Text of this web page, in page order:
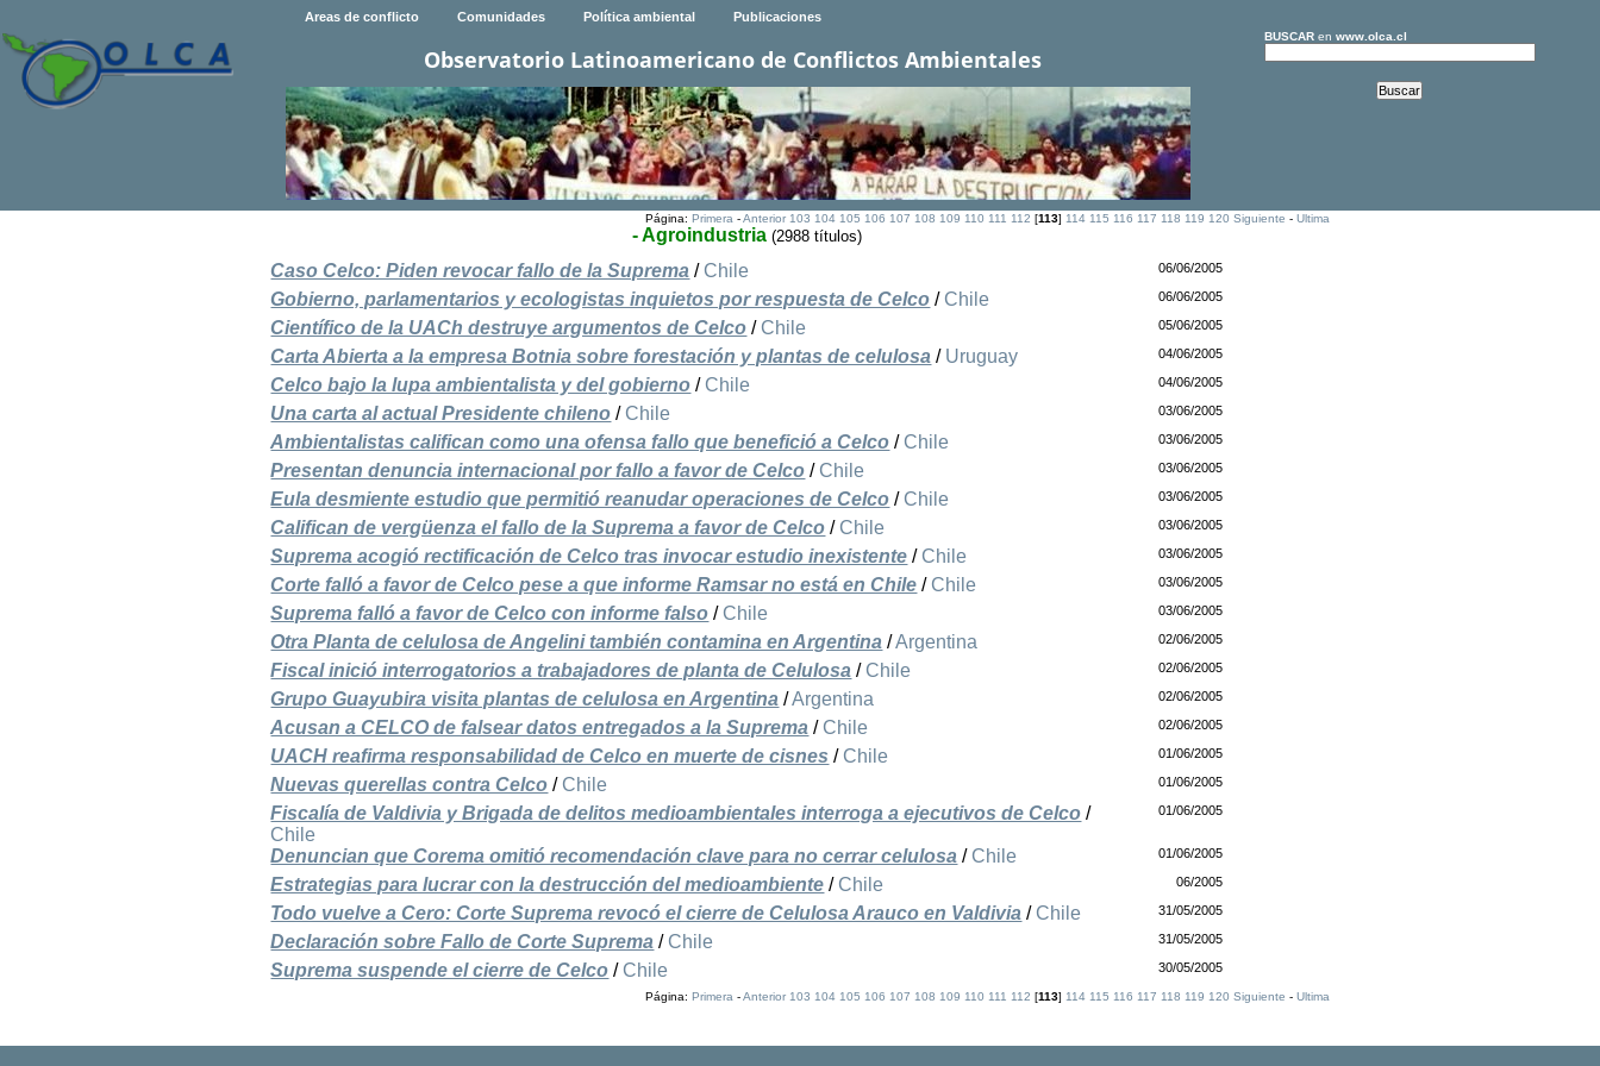
Areas de conflicto Comunidades Política ambiental Publicaciones
Observatorio Latinoamericano de Conflictos Ambientales
BUSCARen www.olca.cl
Página: Primera-Anterior 103 104 105 106 107 108 109 110 111 112 [113] 114 115 116 117 118 119 120 Siguiente - Ultima
- Agroindustria (2988 títulos)
Caso Celco: Piden revocar fallo de la Suprema / Chile 06/06/2005
Gobierno, parlamentarios y ecologistas inquietos por respuesta de Celco / Chile 06/06/2005
Científico de la UACh destruye argumentos de Celco / Chile 05/06/2005
Carta Abierta a la empresa Botnia sobre forestación y plantas de celulosa / Uruguay 04/06/2005
Celco bajo la lupa ambientalista y del gobierno / Chile 04/06/2005
Una carta al actual Presidente chileno / Chile 03/06/2005
Ambientalistas califican como una ofensa fallo que benefició a Celco / Chile 03/06/2005
Presentan denuncia internacional por fallo a favor de Celco / Chile 03/06/2005
Eula desmiente estudio que permitió reanudar operaciones de Celco / Chile 03/06/2005
Califican de vergüenza el fallo de la Suprema a favor de Celco / Chile 03/06/2005
Suprema acogió rectificación de Celco tras invocar estudio inexistente / Chile 03/06/2005
Corte falló a favor de Celco pese a que informe Ramsar no está en Chile / Chile 03/06/2005
Suprema falló a favor de Celco con informe falso / Chile 03/06/2005
Otra Planta de celulosa de Angelini también contamina en Argentina /Argentina 02/06/2005
Fiscal inició interrogatorios a trabajadores de planta de Celulosa / Chile 02/06/2005
Grupo Guayubira visita plantas de celulosa en Argentina /Argentina 02/06/2005
Acusan a CELCO de falsear datos entregados a la Suprema / Chile 02/06/2005
UACH reafirma responsabilidad de Celco en muerte de cisnes / Chile 01/06/2005
Nuevas querellas contra Celco / Chile 01/06/2005
Fiscalía de Valdivia y Brigada de delitos medioambientales interroga a ejecutivos de Celco /
Chile
01/06/2005
Denuncian que Corema omitió recomendación clave para no cerrar celulosa / Chile 01/06/2005
Estrategias para lucrar con la destrucción del medioambiente / Chile 06/2005
Todo vuelve a Cero: Corte Suprema revocó el cierre de Celulosa Arauco en Valdivia / Chile 31/05/2005
Declaración sobre Fallo de Corte Suprema / Chile 31/05/2005
Suprema suspende el cierre de Celco / Chile 30/05/2005
Página: Primera-Anterior 103 104 105 106 107 108 109 110 111 112 [113] 114 115 116 117 118 119 120 Siguiente - Ultima